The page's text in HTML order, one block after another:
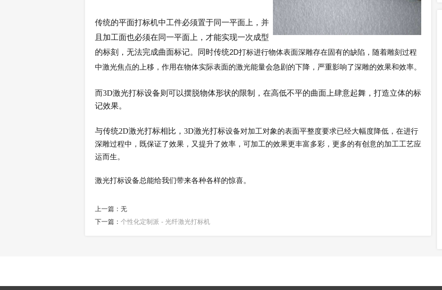
传统的平面打标机中工件必须置于同一平面上，并
且加工面也必须在同一平面上，才能实现一次成型
的标刻，无法完成曲面标记。同时传统2D打标进行物体表面深雕存在固有的缺陷，随着雕刻过程
中激光焦点的上移，作用在物体实际表面的激光能量会急剧的下降，严重影响了深雕的效果和效率。
而3D激光打标设备则可以摆脱物体形状的限制，在高低不平的曲面上肆意起舞，打造立体的标
记效果。
与传统2D激光打标相比， 3D激光打标设备对加工对象的表面平整度要求已经大幅度降低 ，在进行
深雕过程中，既保证了效果，又提升了效率，可加工的效果更丰富多彩，更多的有创意的加工工艺应
运而生。
激光打标设备总能给我们带来各种各样的惊喜。
上一篇：无
下一篇： 个性化定制派 - 光纤激光打标机